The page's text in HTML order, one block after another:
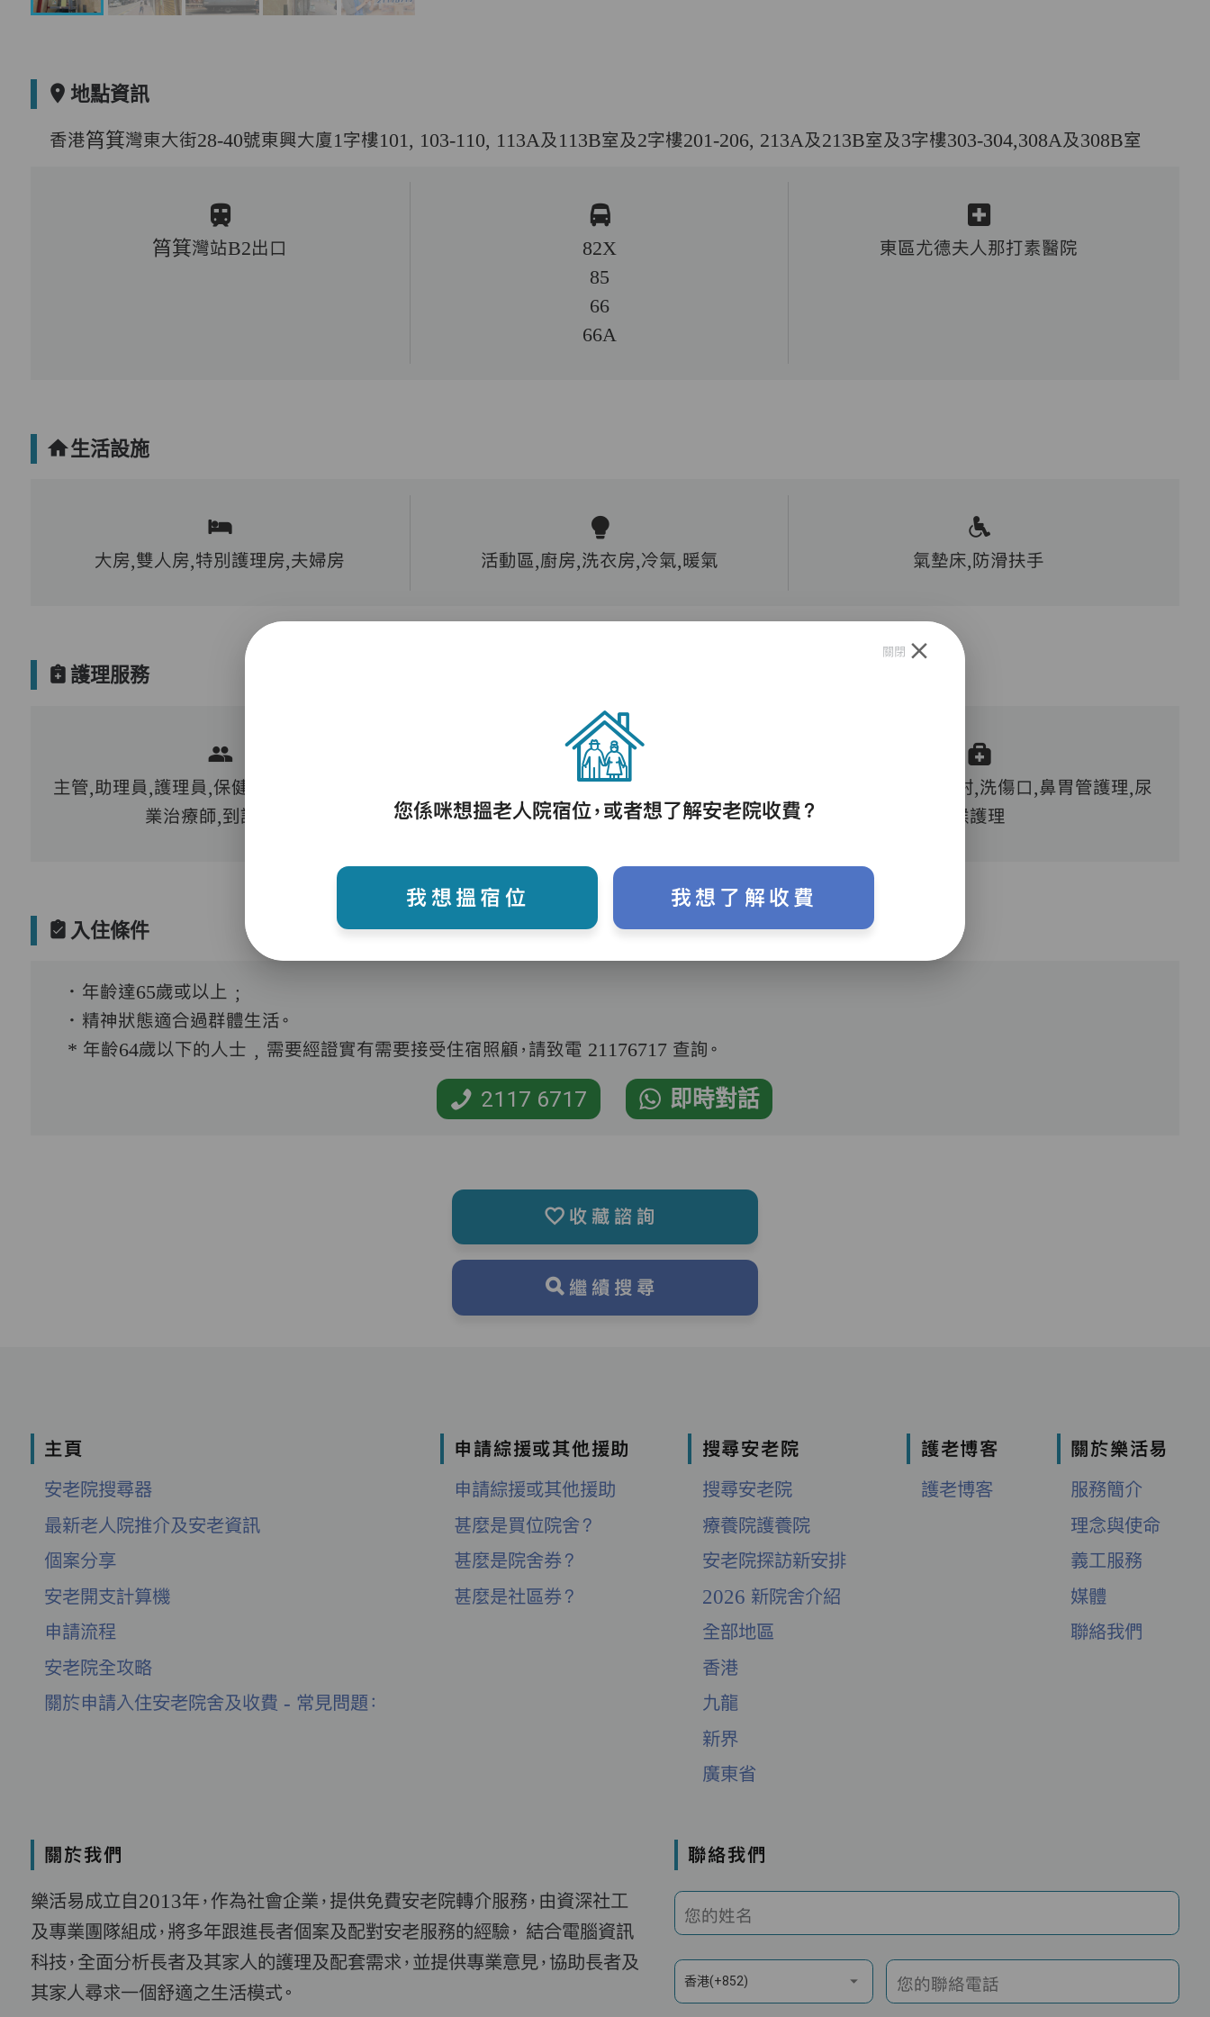
地點資訊
香港筲箕灣東大街28-40號東興大廈1字樓101, 103-110, 113A及113B室及2字樓201-206, 213A及213B室及3字樓303-304,308A及308B室
筲箕灣站B2出口
82X
85
66
66A
東區尤德夫人那打素醫院
生活設施
大房,雙人房,特別護理房,夫婦房 活動區,廚房,洗衣房,冷氣,暖氣 氣墊床,防滑扶手
護理服務
主管,助理員,護理員,保健員,物理治療師,職
業治療師,到診醫生
護理評估、執藥、核派藥、量度生命表徵、協
助沐浴、餵飯、換尿片
血糖測試,胰島素注射,洗傷口,鼻胃管護理,尿
喉護理
入住條件
．年齡達65歲或以上﹔
．精神狀態適合過群體生活。
* 年齡64歲以下的人士﹐需要經證實有需要接受住宿照顧，請致電 21176717 查詢。
2117 6717 即時對話
收藏諮詢
繼續搜尋
主頁
安老院搜尋器
最新老人院推介及安老資訊
個案分享
安老開支計算機
申請流程
安老院全攻略
關於申請入住安老院舍及收費 - 常見問題：
申請綜援或其他援助
申請綜援或其他援助
甚麼是買位院舍？
甚麼是院舍券？
甚麼是社區券？
搜尋安老院
搜尋安老院
療養院護養院
安老院探訪新安排
2026 新院舍介紹
全部地區
香港
九龍
新界
廣東省
護老博客
護老博客
關於樂活易
服務簡介
理念與使命
義工服務
媒體
聯絡我們
關於我們
樂活易成立自2013年，作為社會企業，提供免費安老院轉介服務，由資深社工
及專業團隊組成，將多年跟進長者個案及配對安老服務的經驗， 結合電腦資訊
科技，全面分析長者及其家人的護理及配套需求，並提供專業意見，協助長者及
其家人尋求一個舒適之生活模式。
聯絡我們
您的姓名
香港(+852) 您的聯絡電話
關閉
您係咪想搵老人院宿位，或者想了解安老院收費？
我想搵宿位 我想了解收費